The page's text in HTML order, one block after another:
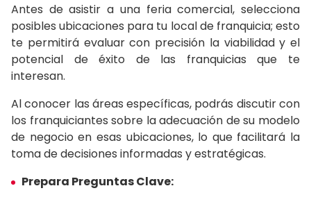
Antes de asistir a una feria comercial, selecciona
posibles ubicaciones para tu local de franquicia; esto
te permitirá evaluar con precisión la viabilidad y el
potencial de éxito de las franquicias que te
interesan.
Al conocer las áreas específicas, podrás discutir con
los franquiciantes sobre la adecuación de su modelo
de negocio en esas ubicaciones, lo que facilitará la
toma de decisiones informadas y estratégicas.
Prepara Preguntas Clave: